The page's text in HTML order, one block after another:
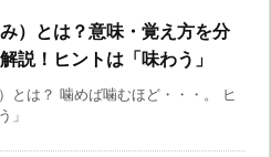
）とは？意味・覚え方を分
説！ヒントは「味わう」
とは？ 噛めば噛むほど・・・。 ヒ
」